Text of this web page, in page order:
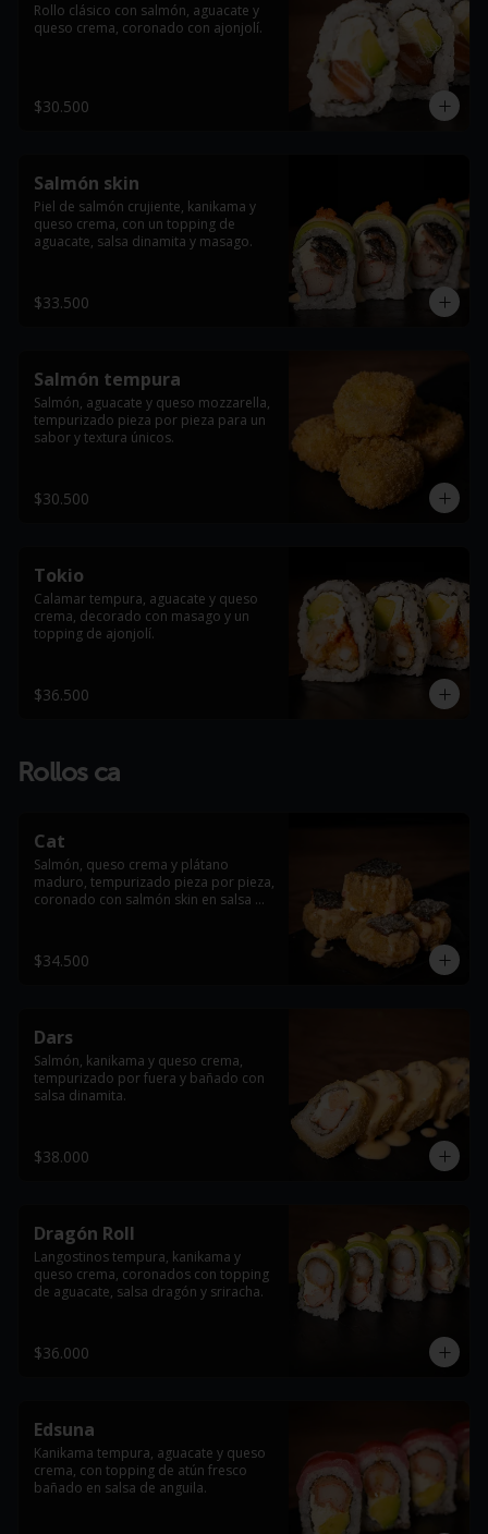
Rollo clásico con salmón, aguacate y
queso crema, coronado con ajonjolí.
$30.500
Salmón skin
Piel de salmón crujiente, kanikama y
queso crema, con un topping de
aguacate, salsa dinamita y masago.
$33.500
Salmón tempura
Salmón, aguacate y queso mozzarella,
tempurizado pieza por pieza para un
sabor y textura únicos.
$30.500
Tokio
Calamar tempura, aguacate y queso
crema, decorado con masago y un
topping de ajonjolí.
$36.500
Rollos ca
Cat
Salmón, queso crema y plátano
maduro, tempurizado pieza por pieza,
coronado con salmón skin en salsa
$34.500
Dars
Salmón, kanikama y queso crema,
tempurizado por fuera y bañado con
salsa dinamita.
$38.000
Dragón Roll
Langostinos tempura, kanikama y
queso crema, coronados con topping
de aguacate, salsa dragón y sriracha.
$36.000
Edsuna
Kanikama tempura, aguacate y queso
crema, con topping de atún fresco
bañado en salsa de anguila.